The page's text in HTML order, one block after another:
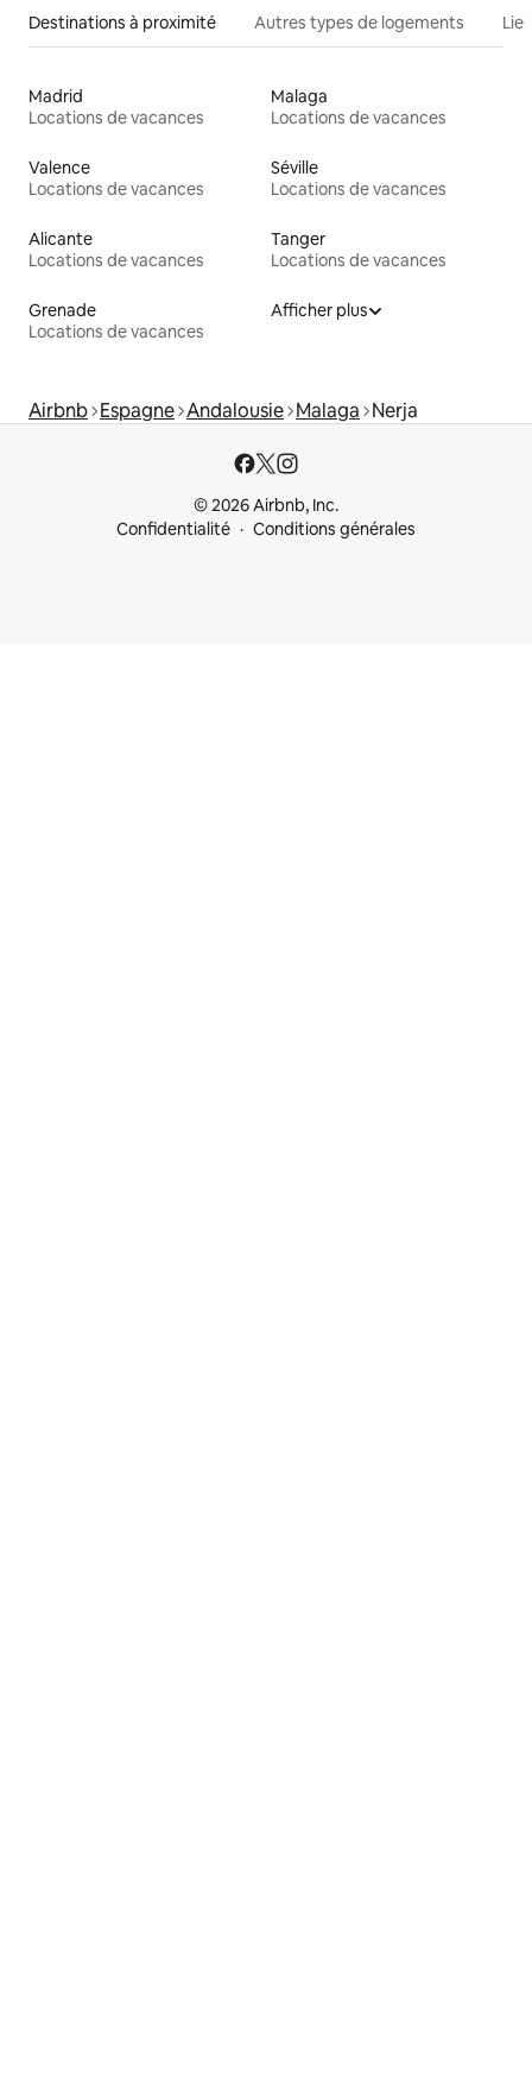
Destinations à proximité Autres types de logements
Madrid
Locations de vacances
Malaga
Locations de vacances
Valence
Locations de vacances
Séville
Locations de vacances
Alicante
Locations de vacances
Tanger
Locations de vacances
Grenade
Locations de vacances
Afficher plus
Airbnb Espagne Andalousie Malaga Nerja
© 2026 Airbnb, Inc.
Confidentialité
Conditions générales